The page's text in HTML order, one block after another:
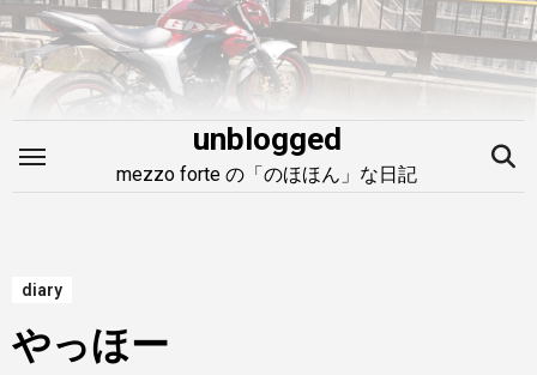
内
容
を
unblogged
mezzo forte の「のほほん」な日記
diary
やっほー